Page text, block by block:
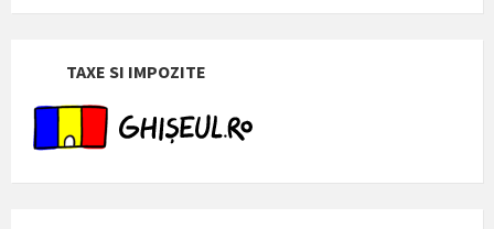
TAXE SI IMPOZITE